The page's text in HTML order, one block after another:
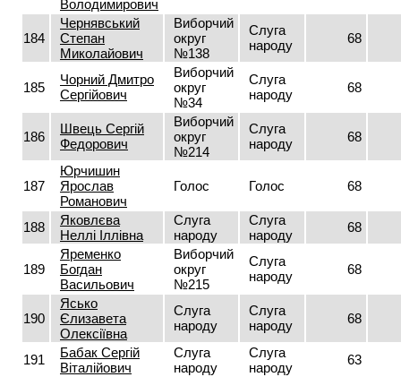
Володимирович
184
Чернявський
Степан
Миколайович
Виборчий
округ
№138
Слуга
народу
68
185
Чорний Дмитро
Сергійович
Виборчий
округ
№34
Слуга
народу
68
186
Швець Сергій
Федорович
Виборчий
округ
№214
Слуга
народу
68
187
Юрчишин
Ярослав
Романович
Голос Голос 68
188
Яковлєва
Неллі Іллівна
Слуга
народу
Слуга
народу
68
189
Яременко
Богдан
Васильович
Виборчий
округ
№215
Слуга
народу
68
190
Ясько
Єлизавета
Олексіївна
Слуга
народу
Слуга
народу
68
191
Бабак Сергій
Віталійович
Слуга
народу
Слуга
народу
63